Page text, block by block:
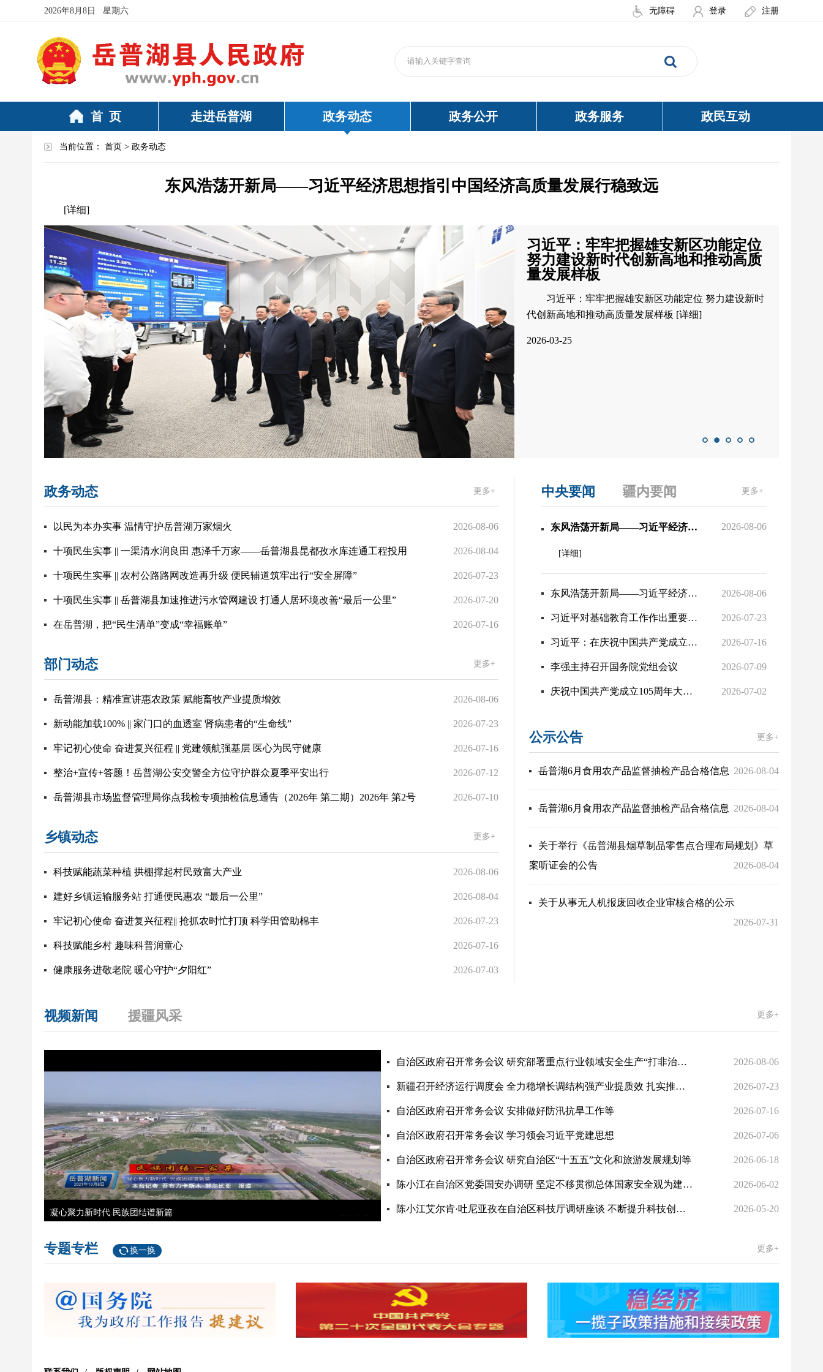
2026年8月8日 星期六 无障碍 登录 注册
首 页 走进岳普湖 政务动态 政务公开 政务服务 政民互动
当前位置： 首页 > 政务动态
东风浩荡开新局——习近平经济思想指引中国经济高质量发展行稳致远
[详细]
习近平：牢牢把握雄安新区功能定位
努力建设新时代创新高地和推动高质
量发展样板
习近平：牢牢把握雄安新区功能定位 努力建设新时
代创新高地和推动高质量发展样板 [详细]
2026-03-25
政务动态 更多+
以民为本办实事 温情守护岳普湖万家烟火 2026-08-06
十项民生实事 || 一渠清水润良田 惠泽千万家——岳普湖县昆都孜水库连通工程投用 2026-08-04
十项民生实事 || 农村公路路网改造再升级 便民辅道筑牢出行“安全屏障” 2026-07-23
十项民生实事 || 岳普湖县加速推进污水管网建设 打通人居环境改善“最后一公里” 2026-07-20
在岳普湖，把“民生清单”变成“幸福账单” 2026-07-16
部门动态 更多+
岳普湖县：精准宣讲惠农政策 赋能畜牧产业提质增效 2026-08-06
新动能加载100% || 家门口的血透室 肾病患者的“生命线” 2026-07-23
牢记初心使命 奋进复兴征程 || 党建领航强基层 医心为民守健康 2026-07-16
整治+宣传+答题！岳普湖公安交警全方位守护群众夏季平安出行 2026-07-12
岳普湖县市场监督管理局你点我检专项抽检信息通告（2026年 第二期）2026年 第2号 2026-07-10
乡镇动态 更多+
科技赋能蔬菜种植 拱棚撑起村民致富大产业 2026-08-06
建好乡镇运输服务站 打通便民惠农 “最后一公里” 2026-08-04
牢记初心使命 奋进复兴征程|| 抢抓农时忙打顶 科学田管助棉丰 2026-07-23
科技赋能乡村 趣味科普润童心 2026-07-16
健康服务进敬老院 暖心守护“夕阳红” 2026-07-03
中央要闻 疆内要闻 更多+
东风浩荡开新局——习近平经济思想指引中国经济高质量发展行稳致远 2026-08-06
[详细]
东风浩荡开新局——习近平经济思想指引中国经济高质量发展行稳致远 2026-08-06
习近平对基础教育工作作出重要指示 2026-07-23
习近平：在庆祝中国共产党成立105周年大会上的讲话 2026-07-16
李强主持召开国务院党组会议 2026-07-09
庆祝中国共产党成立105周年大会在京隆重举行 2026-07-02
公示公告 更多+
岳普湖6月食用农产品监督抽检产品合格信息 2026-08-04
岳普湖6月食用农产品监督抽检产品合格信息 2026-08-04
关于举行《岳普湖县烟草制品零售点合理布局规划》草
案听证会的公告
2026-08-04
关于从事无人机报废回收企业审核合格的公示
2026-07-31
视频新闻 援疆风采 更多+
凝心聚力新时代 民族团结谱新篇
自治区政府召开常务会议 研究部署重点行业领域安全生产“打非治违”工作等 2026-08-06
新疆召开经济运行调度会 全力稳增长调结构强产业提质效 扎实推动经济高质量发展 2026-07-23
自治区政府召开常务会议 安排做好防汛抗旱工作等 2026-07-16
自治区政府召开常务会议 学习领会习近平党建思想 2026-07-06
自治区政府召开常务会议 研究自治区“十五五”文化和旅游发展规划等 2026-06-18
陈小江在自治区党委国安办调研 坚定不移贯彻总体国家安全观为建设社会主义现代化新疆提供安全保障 2026-06-02
陈小江艾尔肯·吐尼亚孜在自治区科技厅调研座谈 不断提升科技创新整体实力有力支撑建设社会主义现代化新疆 2026-05-20
专题专栏 换一换 更多+